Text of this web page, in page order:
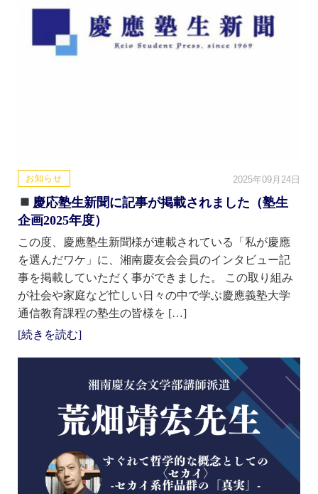
お知らせ 2025年09月24日
慶応塾生新聞に記事が掲載されました（塾生
企画2025年度）
この度、慶應塾生新聞様が連載されている「私が慶應
を選んだワケ」に、湘南慶友会会員のインタビュー記
事を掲載していただく事ができました。 この取り組み
が社会や家庭など忙しい日々の中で学ぶ慶應義塾大学
通信教育課程の塾生の皆様を […]
[続きを読む]